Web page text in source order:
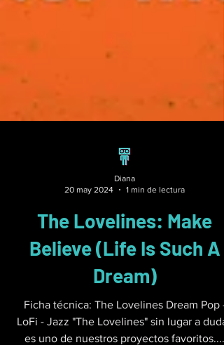
20 may 2024
1 min de lectura
The Lovelines: Make
Believe (Life Is Such A